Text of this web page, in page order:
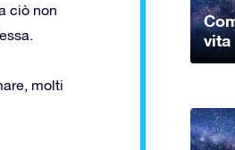
ciò non
molti
vita